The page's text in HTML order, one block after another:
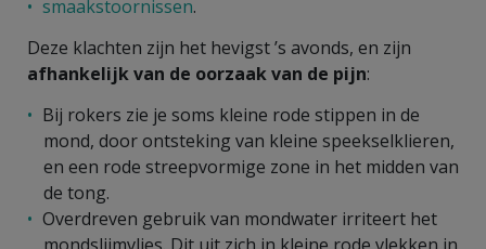
smaakstoornissen.
Deze klachten zijn het hevigst ’s avonds, en zijn
afhankelijk van de oorzaak van de pijn:
Bij rokers zie je soms kleine rode stippen in de
mond, door ontsteking van kleine speekselklieren,
en een rode streepvormige zone in het midden van
de tong.
Overdreven gebruik van mondwater irriteert het
mondslijmvlies. Dit uit zich in kleine rode vlekken in